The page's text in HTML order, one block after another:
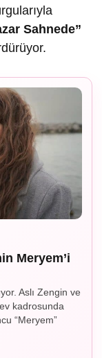
Sahnede”
Meryem’i
Aslı Zengin ve
kadrosunda
“Meryem”